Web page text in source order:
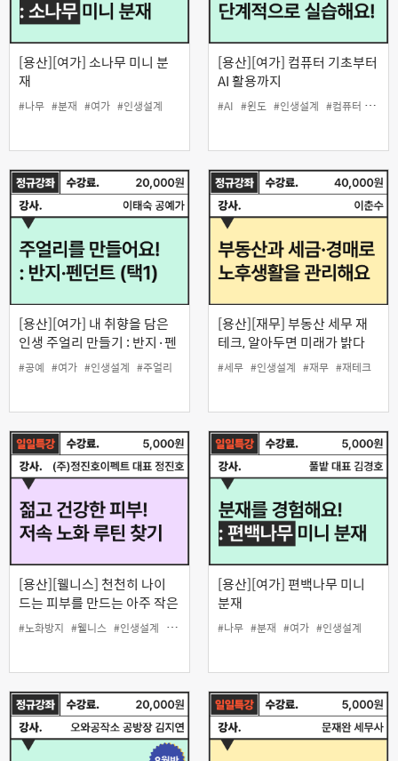
[용산][여가] 소나무 미니 분
재
#나무 #분재 #여가 #인생설계
[용산][여가] 컴퓨터 기초부터
AI 활용까지
#AI #윈도 #인생설계 #컴퓨터 기초
[용산][여가] 내 취향을 담은
인생 주얼리 만들기 : 반지·펜
던트 중 택1
#공예 #여가 #인생설계 #주얼리
[용산][재무] 부동산 세무 재
테크, 알아두면 미래가 밝다
#세무 #인생설계 #재무 #재테크
[용산][웰니스] 천천히 나이
드는 피부를 만드는 아주 작은
습관의 힘 -피부과 정진호 교
수 특강-
#노화방지 #웰니스 #인생설계 #피부
[용산][여가] 편백나무 미니
분재
#나무 #분재 #여가 #인생설계